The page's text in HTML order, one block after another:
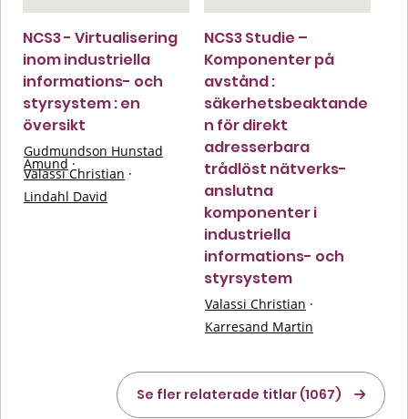
NCS3 - Virtualisering
inom industriella
informations- och
styrsystem : en
översikt
Gudmundson Hunstad
Amund ·
Valassi Christian ·
Lindahl David
NCS3 Studie –
Komponenter på
avstånd :
säkerhetsbeaktande
n för direkt
adresserbara
trådlöst nätverks-
anslutna
komponenter i
industriella
informations- och
styrsystem
Valassi Christian ·
Karresand Martin
Se fler relaterade titlar (1067)